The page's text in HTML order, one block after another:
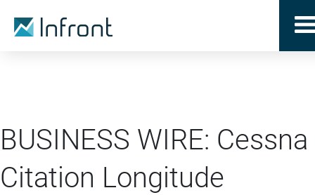
BUSINESS WIRE: Cessna
Citation Longitude